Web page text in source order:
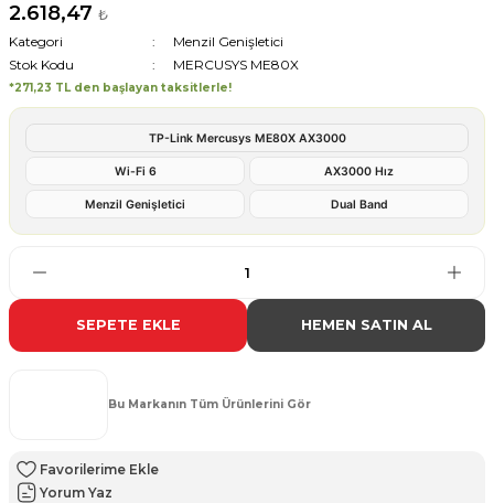
2.618,47 ₺
Kategori
Menzil Genişletici
Stok Kodu
MERCUSYS ME80X
*271,23 TL den başlayan taksitlerle!
TP-Link Mercusys ME80X AX3000
Wi-Fi 6 AX3000 Hız
Menzil Genişletici Dual Band
SEPETE EKLE HEMEN SATIN AL
Bu Markanın Tüm Ürünlerini Gör
Yorum Yaz